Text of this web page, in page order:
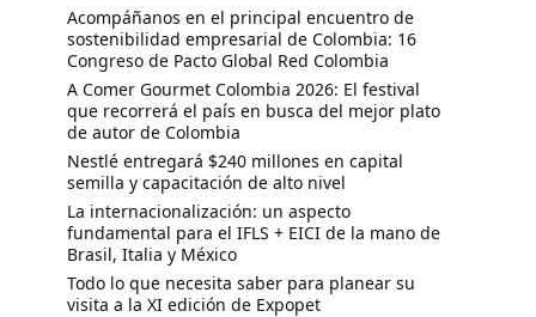
Acompáñanos en el principal encuentro de
sostenibilidad empresarial de Colombia: 16
Congreso de Pacto Global Red Colombia
A Comer Gourmet Colombia 2026: El festival
que recorrerá el país en busca del mejor plato
de autor de Colombia
Nestlé entregará $240 millones en capital
semilla y capacitación de alto nivel
La internacionalización: un aspecto
fundamental para el IFLS + EICI de la mano de
Brasil, Italia y México
Todo lo que necesita saber para planear su
visita a la XI edición de Expopet